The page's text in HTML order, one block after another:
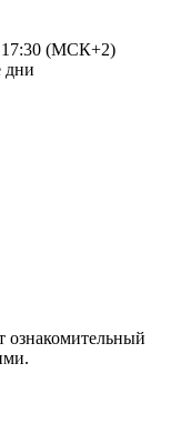
17:30 (МСК+2)
дни
ознакомительный